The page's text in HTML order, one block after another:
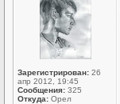
Зарегистрирован: 26
апр 2012, 19:45
Сообщения: 325
Откуда: Орел